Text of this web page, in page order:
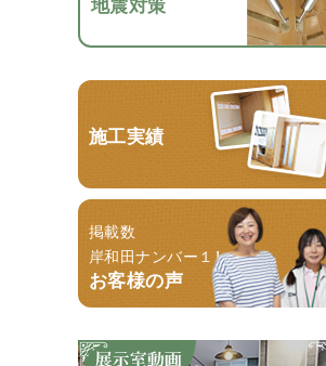
施工実績
掲載数
岸和田ナンバー１！
お客様の声